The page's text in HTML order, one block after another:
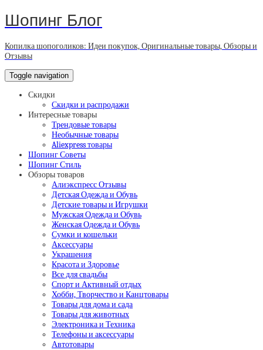
Шопинг Блог
Копилка шопоголиков: Идеи покупок, Оригинальные товары, Обзоры и
Отзывы
Toggle navigation
Скидки
Скидки и распродажи
Интересные товары
Трендовые товары
Необычные товары
Aliexpress товары
Шопинг Советы
Шопинг Стиль
Обзоры товаров
Алиэкспресс Отзывы
Детская Одежда и Обувь
Детские товары и Игрушки
Мужская Одежда и Обувь
Женская Одежда и Обувь
Сумки и кошельки
Аксессуары
Украшения
Красота и Здоровье
Все для свадьбы
Спорт и Активный отдых
Хобби, Творчество и Канцтовары
Товары для дома и сада
Товары для животных
Электроника и Техника
Телефоны и аксессуары
Автотовары